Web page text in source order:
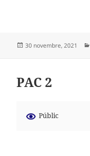
Publicat
30 novembre, 2021
PAC 2
Públic